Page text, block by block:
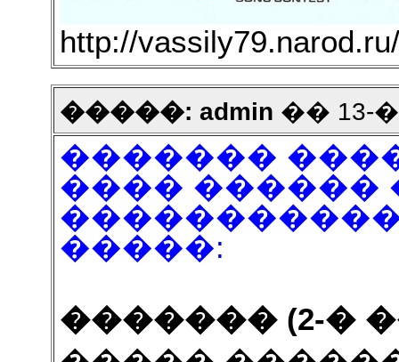
http://
�����: admin �� 13-
�������
���� ������
�����������-
�����:
������� (2-�